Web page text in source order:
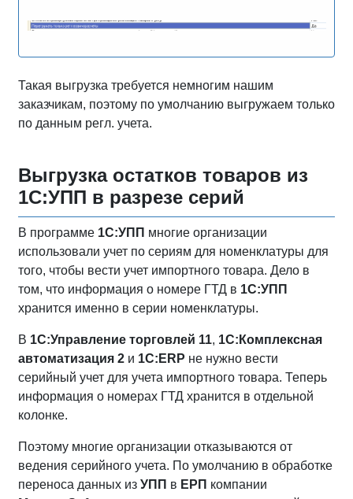
Такая выгрузка требуется немногим нашим
заказчикам, поэтому по умолчанию выгружаем только
по данным регл. учета.
Выгрузка остатков товаров из
1С:УПП в разрезе серий
В программе 1С:УПП многие организации
использовали учет по сериям для номенклатуры для
того, чтобы вести учет импортного товара. Дело в
том, что информация о номере ГТД в 1С:УПП
хранится именно в серии номенклатуры.
В 1С:Управление торговлей 11, 1С:Комплексная
автоматизация 2 и 1С:ERP не нужно вести
серийный учет для учета импортного товара. Теперь
информация о номерах ГТД хранится в отдельной
колонке.
Поэтому многие организации отказываются от
ведения серийного учета. По умолчанию в обработке
переноса данных из УПП в ЕРП компании